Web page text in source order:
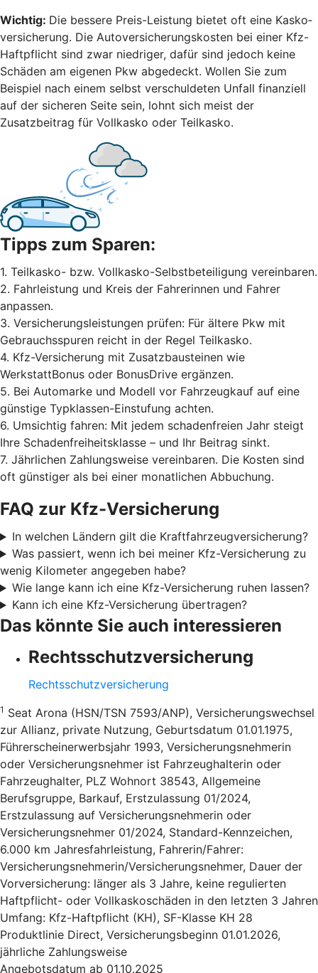
Wichtig: Die bessere Preis-Leistung bietet oft eine Kasko­
versicherung. Die Autoversicherungskosten bei einer Kfz-
Haftpflicht sind zwar niedriger, dafür sind jedoch keine
Schäden am eigenen Pkw abgedeckt. Wollen Sie zum
Beispiel nach einem selbst ver­schuldeten Unfall finanziell
auf der sicheren Seite sein, lohnt sich meist der
Zusatzbeitrag für Vollkasko oder Teilkasko.
Tipps zum Sparen:
1. Teilkasko- bzw. Vollkasko-Selbstbeteiligung vereinbaren.
2. Fahrleistung und Kreis der Fahrerinnen und Fahrer
anpassen.
3. Versicherungsleistungen prüfen: Für ältere Pkw mit
Gebrauchsspuren reicht in der Regel Teilkasko.
4. Kfz-Versicherung mit Zusatzbausteinen wie
WerkstattBonus oder BonusDrive ergänzen.
5. Bei Automarke und Modell vor Fahrzeugkauf auf eine
günstige Typklassen-Einstufung achten.
6. Umsichtig fahren: Mit jedem schadenfreien Jahr steigt
Ihre Schadenfreiheitsklasse – und Ihr Beitrag sinkt.
7. Jährlichen Zahlungsweise vereinbaren. Die Kosten sind
oft günstiger als bei einer monatlichen Abbuchung.
FAQ zur Kfz-Versicherung
In welchen Ländern gilt die Kraftfahrzeugversicherung?
Was passiert, wenn ich bei meiner Kfz-Versicherung zu
wenig Kilometer angegeben habe?
Wie lange kann ich eine Kfz-Versicherung ruhen lassen?
Kann ich eine Kfz-Versicherung übertragen?
Das könnte Sie auch interessieren
Rechtsschutzversicherung
Rechtsschutzversicherung
1 Seat Arona (HSN/TSN 7593/ANP), Versicherungswechsel
zur Allianz, private Nutzung, Geburtsdatum 01.01.1975,
Führerscheinerwerbsjahr 1993, Versicherungsnehmerin
oder Versicherungsnehmer ist Fahrzeughalterin oder
Fahrzeughalter, PLZ Wohnort 38543, Allgemeine
Berufsgruppe, Barkauf, Erstzulassung 01/2024,
Erstzulassung auf Versicherungsnehmerin oder
Versicherungsnehmer 01/2024, Standard-Kennzeichen,
6.000 km Jahresfahrleistung, Fahrerin/Fahrer:
Versicherungsnehmerin/Versicherungsnehmer, Dauer der
Vorversicherung: länger als 3 Jahre, keine regulierten
Haftpflicht- oder Vollkaskoschäden in den letzten 3 Jahren
Umfang: Kfz-Haftpflicht (KH), SF-Klasse KH 28
Produktlinie Direct, Versicherungsbeginn 01.01.2026,
jährliche Zahlungsweise
Angebotsdatum ab 01.10.2025